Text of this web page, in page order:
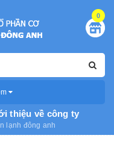
0
thiệu về công ty
lạnh đông anh